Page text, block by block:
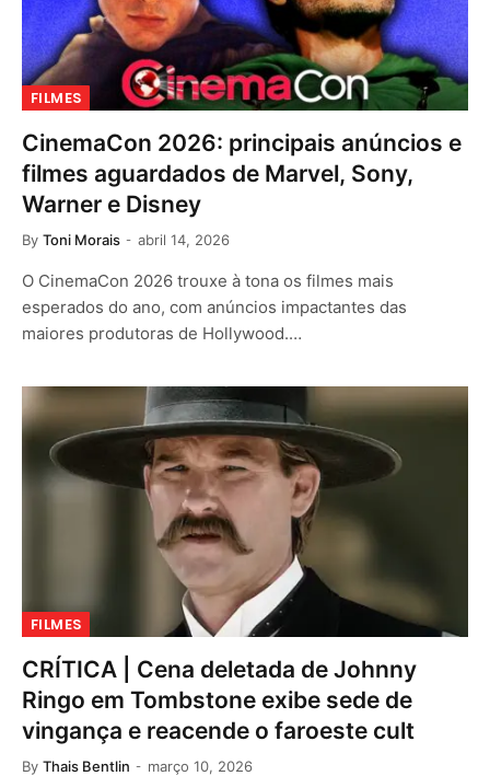
FILMES
CinemaCon 2026: principais anúncios e
filmes aguardados de Marvel, Sony,
Warner e Disney
By Toni Morais abril 14, 2026
O CinemaCon 2026 trouxe à tona os filmes mais
esperados do ano, com anúncios impactantes das
maiores produtoras de Hollywood.…
FILMES
CRÍTICA | Cena deletada de Johnny
Ringo em Tombstone exibe sede de
vingança e reacende o faroeste cult
By Thais Bentlin março 10, 2026